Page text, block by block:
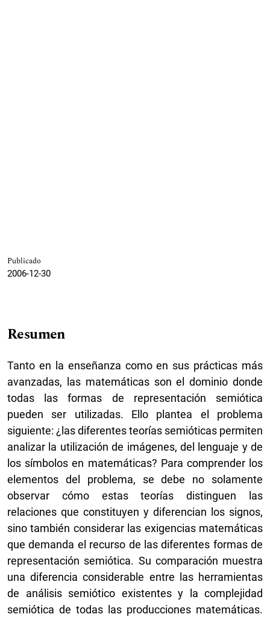
Publicado
2006-12-30
Resumen
Tanto en la enseñanza como en sus prácticas más
avanzadas, las matemáticas son el dominio donde
todas las formas de representación semiótica
pueden ser utilizadas. Ello plantea el problema
siguiente: ¿las diferentes teorías semióticas permiten
analizar la utilización de imágenes, del lenguaje y de
los símbolos en matemáticas? Para comprender los
elementos del problema, se debe no solamente
observar cómo estas teorías distinguen las
relaciones que constituyen y diferencian los signos,
sino también considerar las exigencias matemáticas
que demanda el recurso de las diferentes formas de
representación semiótica. Su comparación muestra
una diferencia considerable entre las herramientas
de análisis semiótico existentes y la complejidad
semiótica de todas las producciones matemáticas.